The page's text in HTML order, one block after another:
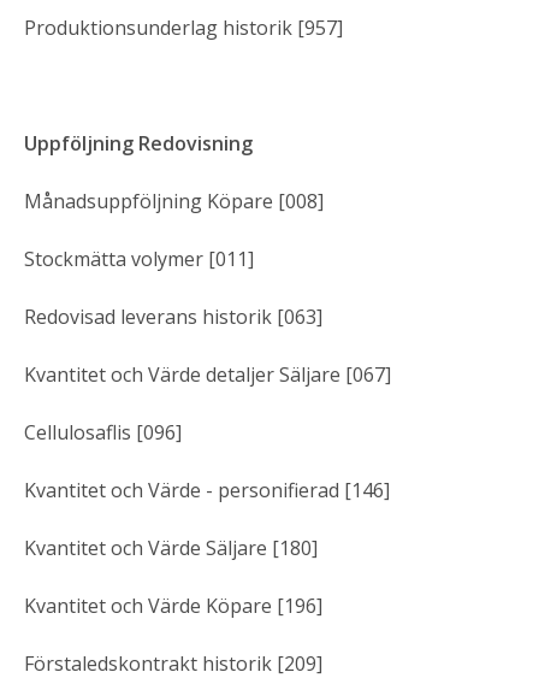
Produktionsunderlag historik [957]
Uppföljning Redovisning
Månadsuppföljning Köpare [008]
Stockmätta volymer [011]
Redovisad leverans historik [063]
Kvantitet och Värde detaljer Säljare [067]
Cellulosaflis [096]
Kvantitet och Värde - personifierad [146]
Kvantitet och Värde Säljare [180]
Kvantitet och Värde Köpare [196]
Förstaledskontrakt historik [209]